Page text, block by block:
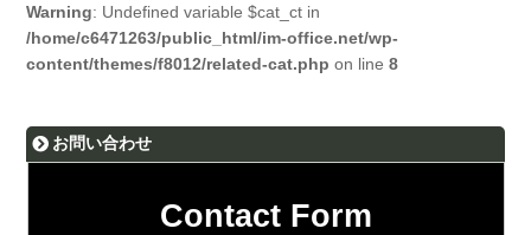
Warning: Undefined variable $cat_ct in
/home/c6471263/public_html/im-office.net/wp-
content/themes/f8012/related-cat.php on line8
お問い合わせ
Contact Form